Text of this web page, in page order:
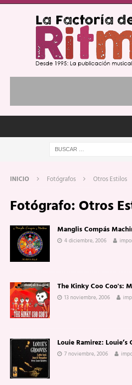
INICIO Fotógrafos Otros Estilos
Fotógrafo: Otros
Manglis Compás
4 diciembre, 2006
The Kinky Coo Coo's:
13 noviembre, 2006
Louie Ramirez: Louie’s
7 noviembre, 2006